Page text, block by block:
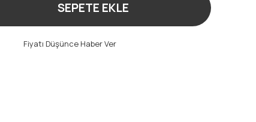
SEPETE EKLE
Fiyatı Düşünce Haber Ver